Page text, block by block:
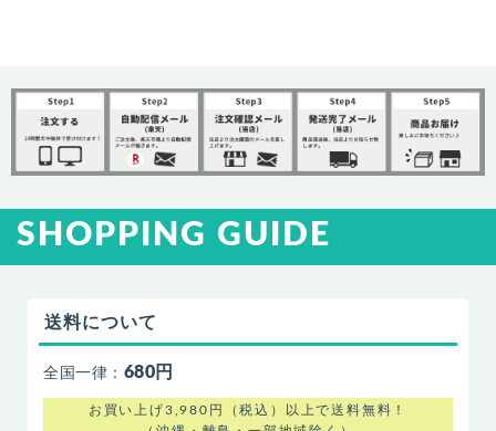
SHOPPING GUIDE
送料について
全国一律： 680円
お買い上げ3,980円（税込）以上で送料無料！